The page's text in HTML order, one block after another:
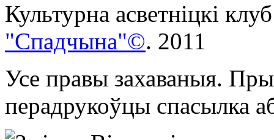
Культурна асветнiцкi клуб
"Спадчына"©. 2011
Усе правы захаваныя. Пры
перадрукоўцы спасылка